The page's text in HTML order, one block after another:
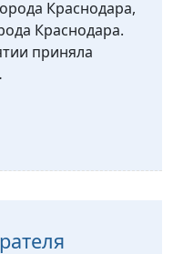
Краснодара,
Краснодара.
приняла